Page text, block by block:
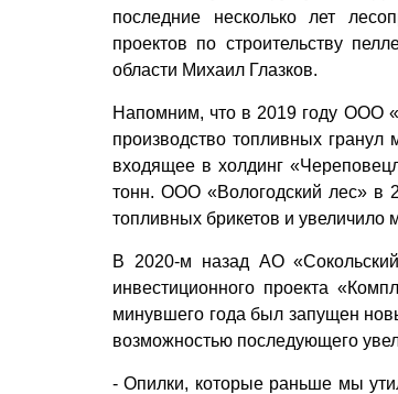
последние несколько лет
проектов по строительству
области Михаил Глазков.
Напомним, что в 2019 году ООО
производство топливных
входящее в холдинг
тонн. ООО «Вологодский лес» в
топливных брикетов и увеличило
В 2020-м назад АО
инвестиционного проекта
минувшего года был запущен
возможностью последующего
- Опилки, которые раньше мы